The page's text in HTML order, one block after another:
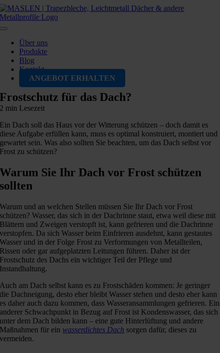
Zum
Inhalt
springen
Toggle
NavigationÜber uns
Produkte
Blog
Kontakt
ANGEBOT ERHALTEN
Frostschutz für das Dach?
2 min Lesezeit
Ein Dach soll das Haus vor der Witterung schützen – doch damit es
diese Aufgabe erfüllen kann, muss es optimal konstruiert, montiert und
gewartet sein. Was also sollten Sie beachten, um das Dach selbst vor
Frost zu schützen?
Warum Sie Ihr Dach vor Frost schützen
sollten
Warum und an welchen Stellen müssen Sie Ihr Dach vor Frost
schützen? Wasser, das sich in der Dachrinne staut, etwa weil diese mit
Blättern und Zweigen verstopft ist, kann gefrieren und die Dachrinne
verstopfen. Da sich Wasser beim Einfrieren ausdehnt, kann gestautes
Wasser und in der Folge Frost zu Verformungen von Metallteilen,
Rissen oder gar aufgeplatzten Leitungen führen. Daher ist der
Frostschutz des Dachs ein wichtiger Teil der Pflege und
Instandhaltung.
Auch am Dach selbst kann es zu Frostschäden kommen: Je geringer
die Dachneigung, desto eher bleibt Wasser stehen und desto eher kann
es daher auch dazu kommen, dass Wasseransammlungen gefrieren. Ein
anderer Schwachpunkt in Bezug auf Frost ist Kondenswasser, das sich
unter dem Dach bilden kann – eine gute Hinterlüftung und andere
Maßnahmen für ein wasserdichtes Dach sorgen dafür, dieses zu
vermeiden.